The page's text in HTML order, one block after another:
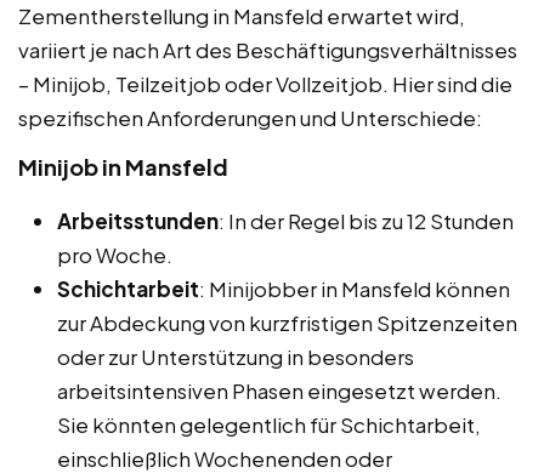
Zementherstellung in Mansfeld erwartet wird,
variiert je nach Art des Beschäftigungsverhältnisses
– Minijob, Teilzeitjob oder Vollzeitjob. Hier sind die
spezifischen Anforderungen und Unterschiede:
Minijob in Mansfeld
Arbeitsstunden: In der Regel bis zu 12 Stunden
pro Woche.
Schichtarbeit: Minijobber in Mansfeld können
zur Abdeckung von kurzfristigen Spitzenzeiten
oder zur Unterstützung in besonders
arbeitsintensiven Phasen eingesetzt werden.
Sie könnten gelegentlich für Schichtarbeit,
einschließlich Wochenenden oder